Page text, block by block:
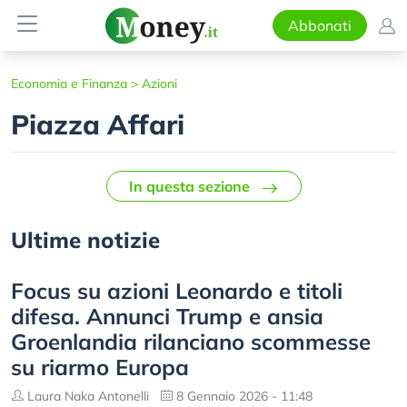
Abbonati
Economia e Finanza > Azioni
Piazza Affari
In questa sezione
Ultime notizie
Focus su azioni Leonardo e titoli
difesa. Annunci Trump e ansia
Groenlandia rilanciano scommesse
su riarmo Europa
Laura Naka Antonelli 8 Gennaio 2026 - 11:48